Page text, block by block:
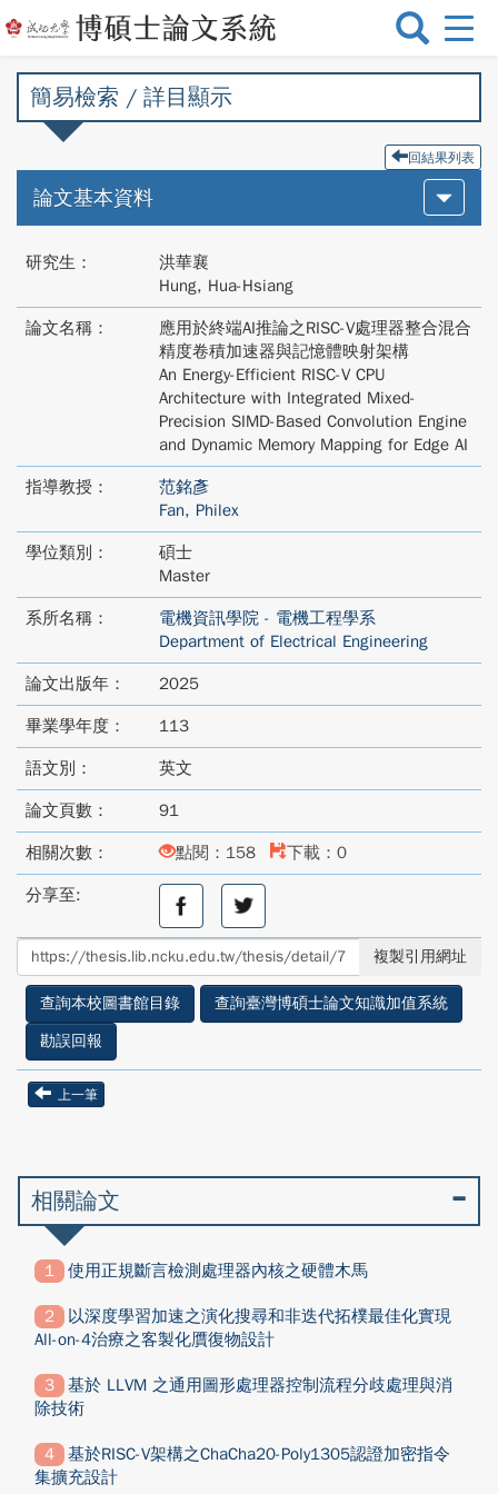
選
切
簡易檢索 / 詳目顯示
回結果列表
論文基本資料
研究生：
洪華襄
Hung, Hua-Hsiang
論文名稱：
應用於終端AI推論之RISC-V處理器整合混合
精度卷積加速器與記憶體映射架構
An Energy-Efficient RISC-V CPU
Architecture with Integrated Mixed-
Precision SIMD-Based Convolution Engine
and Dynamic Memory Mapping for Edge AI
指導教授：
范銘彥
Fan, Philex
學位類別：
碩士
Master
系所名稱：
電機資訊學院 - 電機工程學系
Department of Electrical Engineering
論文出版年： 2025
畢業學年度： 113
語文別： 英文
論文頁數： 91
相關次數： 點閱：158 下載：0
分享至:
分
至
facebook
分
享
至
twitter
複製引用網址
查詢本校圖書館目錄
查詢臺灣博碩士論文知識加值系統
勘誤回報
上一筆
相關論文
使用正規斷言檢測處理器內核之硬體木馬
以深度學習加速之演化搜尋和非迭代拓樸最佳化實現
All-on-4治療之客製化贋復物設計
基於 LLVM 之通用圖形處理器控制流程分歧處理與消
除技術
基於RISC-V架構之ChaCha20-Poly1305認證加密指令
集擴充設計